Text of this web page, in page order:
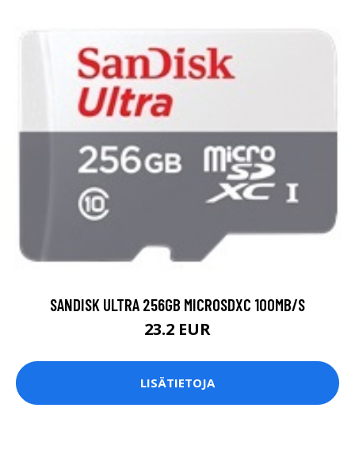
SANDISK ULTRA 256GB MICROSDXC 100MB/S
23.2 EUR
LISÄTIETOJA